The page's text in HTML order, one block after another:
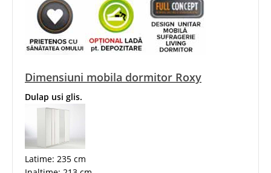
Dimensiuni mobila dormitor Roxy
Dulap usi glis.
Latime: 235 cm